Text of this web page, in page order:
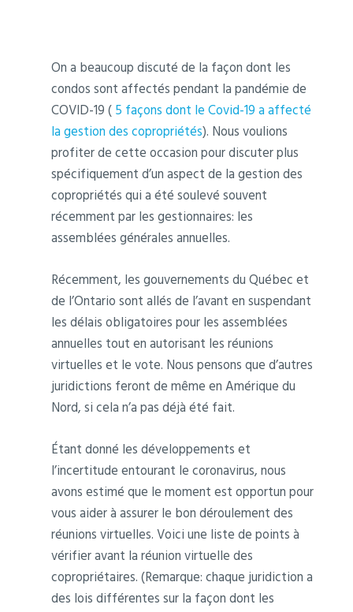
On a beaucoup discuté de la façon dont les
condos sont affectés pendant la pandémie de
COVID-19 ( 5 façons dont le Covid-19 a affecté
la gestion des copropriétés). Nous voulions
profiter de cette occasion pour discuter plus
spécifiquement d’un aspect de la gestion des
copropriétés qui a été soulevé souvent
récemment par les gestionnaires: les
assemblées générales annuelles.
Récemment, les gouvernements du Québec et
de l’Ontario sont allés de l’avant en suspendant
les délais obligatoires pour les assemblées
annuelles tout en autorisant les réunions
virtuelles et le vote. Nous pensons que d’autres
juridictions feront de même en Amérique du
Nord, si cela n’a pas déjà été fait.
Étant donné les développements et
l’incertitude entourant le coronavirus, nous
avons estimé que le moment est opportun pour
vous aider à assurer le bon déroulement des
réunions virtuelles. Voici une liste de points à
vérifier avant la réunion virtuelle des
copropriétaires. (Remarque: chaque juridiction a
des lois différentes sur la façon dont les